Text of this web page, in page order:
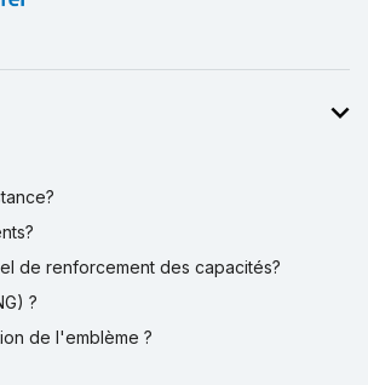
de renforcement des capacités?
?
de l'emblème ?